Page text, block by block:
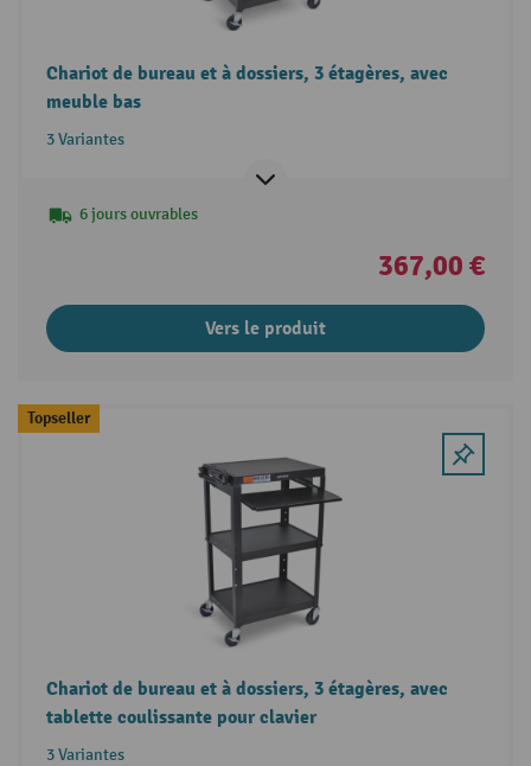
Chariot de bureau et à dossiers, 3 étagères, avec
meuble bas
3 Variantes
6 jours ouvrables
367,00 €
Vers le produit
Topseller
Chariot de bureau et à dossiers, 3 étagères, avec
tablette coulissante pour clavier
3 Variantes